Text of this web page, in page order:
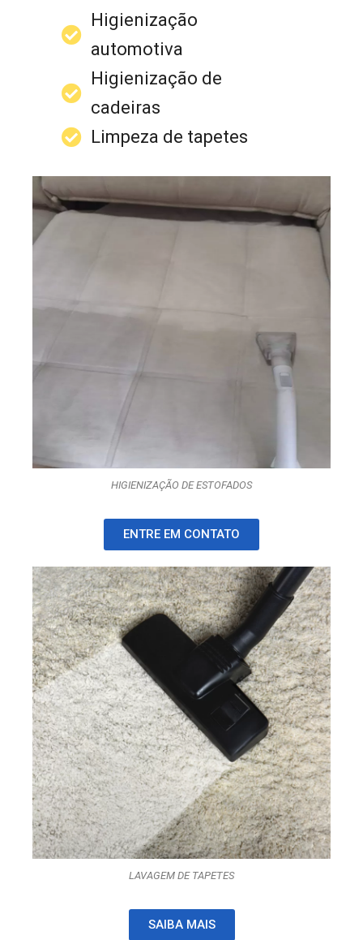
Higienização
automotiva
Higienização de
cadeiras
Limpeza de tapetes
HIGIENIZAÇÃO DE ESTOFADOS
ENTRE EM CONTATO
LAVAGEM DE TAPETES
SAIBA MAIS